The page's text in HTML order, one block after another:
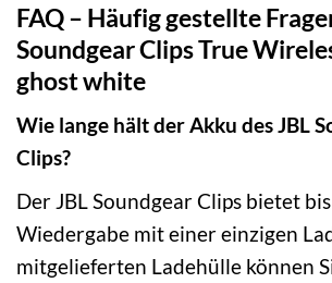
FAQ – Häufig gestellte
Soundgear Clips True
ghost white
Wie lange hält der Akku des JBL
Clips?
Der JBL Soundgear Clips bietet
Wiedergabe mit einer einzigen
mitgelieferten Ladehülle können